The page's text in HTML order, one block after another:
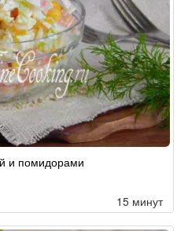
и помидорами
15 минут